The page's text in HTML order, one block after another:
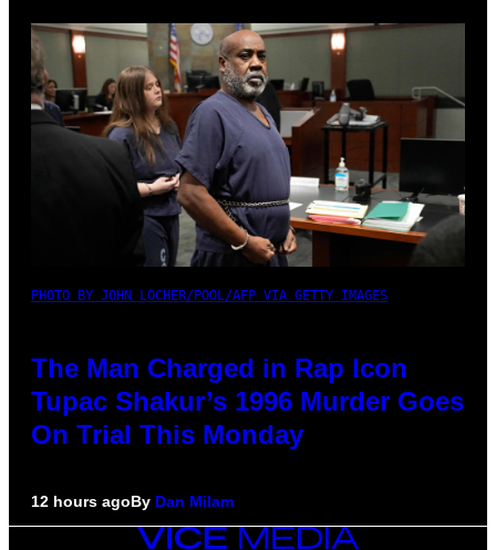
PHOTO BY JOHN LOCHER/POOL/AFP VIA GETTY IMAGES
The Man Charged in Rap Icon
Tupac Shakur’s 1996 Murder Goes
On Trial This Monday
12 hours agoBy Dan Milam
VICE